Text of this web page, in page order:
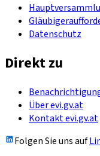
Datenschutz
Direkt zu
Über evi.gv.at
Kontakt evi.gv.at
Folgen Sie uns auf